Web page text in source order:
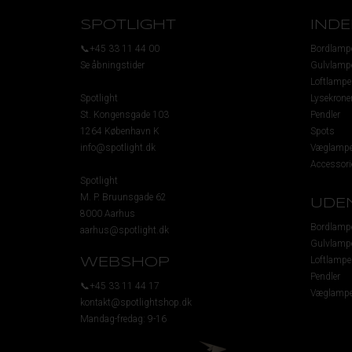
SPOTLIGHT
📞+45 33 11 44 00
Se åbningstider
Spotlight
St. Kongensgade 103
1264 København K
info@spotlight.dk
Spotlight
M. P. Bruunsgade 62
8000 Aarhus
aarhus@spotlight.dk
WEBSHOP
📞+45 33 11 44 17
kontakt@spotlightshop.dk
Mandag-fredag: 9-16
Pendler
Spots
Pendler